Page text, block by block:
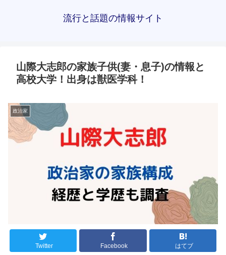
流行と話題の情報サイト
山際大志郎の家族子供(妻・息子)の情報と
高校大学！出身は獣医学科！
政治家
Twitter Facebook はてブ